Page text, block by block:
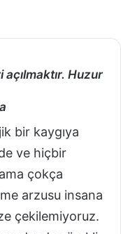
açılmaktır. Huzur
bir kaygıya
ve hiçbir
çokça
arzusu insana
çekilemiyoruz.